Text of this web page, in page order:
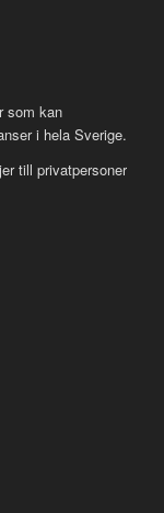
som kan
i hela Sverige.
till privatpersoner